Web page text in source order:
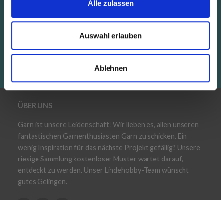
Alle zulassen
Auswahl erlauben
Ablehnen
Erhalte unseren kostenlosen Newsletter und
und Rabatten!Aktionen
ÜBER UNS
Garn ist unsere Leidenschaft! Wir lieben es, allen unseren
fantastischen Garnenthusiasten Garn zu schicken. Ein
wenig Inspiration für das nächste Projekt gefällig? Unsere
riesige Sammlung kostenloser Muster wartet darauf,
entdeckt zu werden. Unser Lindehobby-Team wünscht
gutes Gelingen.